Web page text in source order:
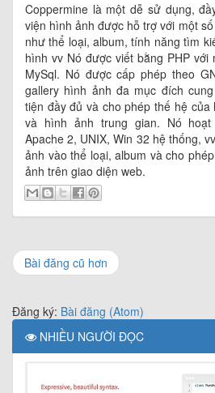
Coppermine là một dễ sử dụng,
viện hình ảnh được hỗ trợ với một
như thể loại, album, tính năng tìm
hình vv Nó được viết bằng PHP với
MySql. Nó được cấp phép theo
gallery hình ảnh đa mục đích
tiện đầy đủ và cho phép thế hệ
và hình ảnh trung gian. Nó
Apache 2, UNIX, Win 32 hệ thống,
ảnh vào thể loại, album và cho
ảnh trên giao diện web.
Bài đăng cũ hơn
Đăng ký: Bài đăng (Atom)
NHIỀU NGƯỜI ĐỌC